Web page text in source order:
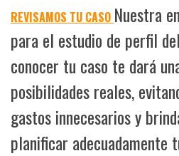
REVISAMOS TU CASO Nuestra
para el estudio de perfil
conocer tu caso te dará
posibilidades reales,
gastos innecesarios y
planificar adecuadamente